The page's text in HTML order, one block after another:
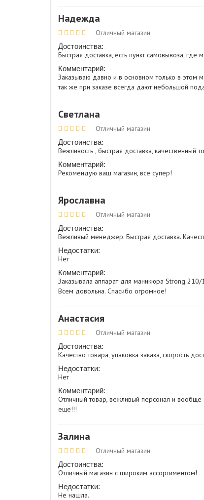
Надежда
Отличный магазин
Достоинства:
Быстрая доставка, есть пункт самовывоза,
Комментарий:
Заказываю давно и в основном только в этом
так же при заказе всегда дают небольшой
Светлана
Отличный магазин
Достоинства:
Вежливость , быстрая доставка, качественный
Комментарий:
Рекомендую ваш магазин, все супер!
Ярославна
Отличный магазин
Достоинства:
Вежливый менеджер. Быстрая доставка.
Недостатки:
Нет
Комментарий:
Заказывала аппарат для маникюра Strong
Всем довольна. Спасибо огромное!
Анастасия
Отличный магазин
Достоинства:
Качество товара, упаковка заказа, скорость
Недостатки:
Нет
Комментарий:
Отличный товар, вежливый персонал и вообще
еще!!!
Залина
Отличный магазин
Достоинства:
Отличный магазин с широким ассортиментом!
Недостатки:
Не нашла.